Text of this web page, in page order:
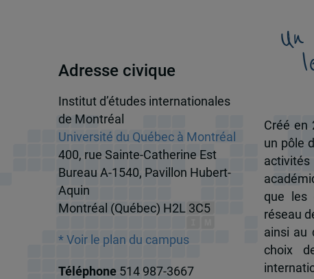
Adresse civique
Institut d’études internationales
de Montréal
Université du Québec à Montréal
400, rue Sainte-Catherine Est
Bureau A-1540, Pavillon Hubert-
Aquin
Montréal (Québec) H2L 3C5
* Voir le plan du campus
Téléphone 514 987-3667
Créé en
un pôle
que les
réseau
ainsi au
choix